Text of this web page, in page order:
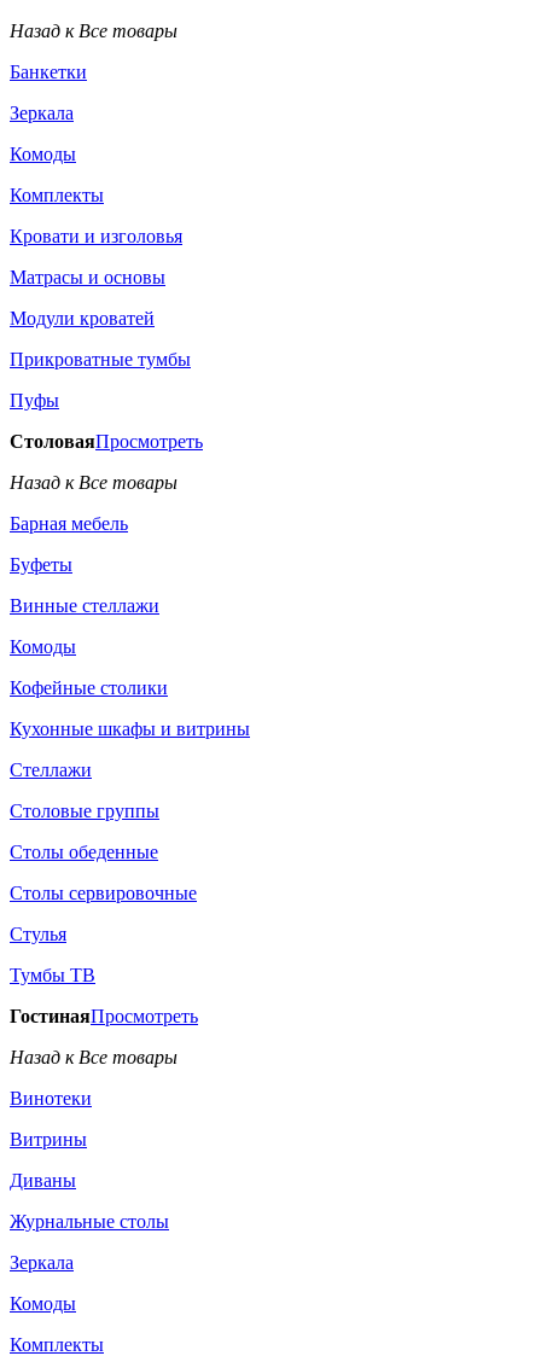
Назад к Все товары
Банкетки
Зеркала
Комоды
Комплекты
Кровати и изголовья
Матрасы и основы
Модули кроватей
Прикроватные тумбы
Пуфы
СтоловаяПросмотреть
Назад к Все товары
Барная мебель
Буфеты
Винные стеллажи
Комоды
Кофейные столики
Кухонные шкафы и витрины
Стеллажи
Столовые группы
Столы обеденные
Столы сервировочные
Стулья
Тумбы ТВ
ГостинаяПросмотреть
Назад к Все товары
Винотеки
Витрины
Диваны
Журнальные столы
Зеркала
Комоды
Комплекты